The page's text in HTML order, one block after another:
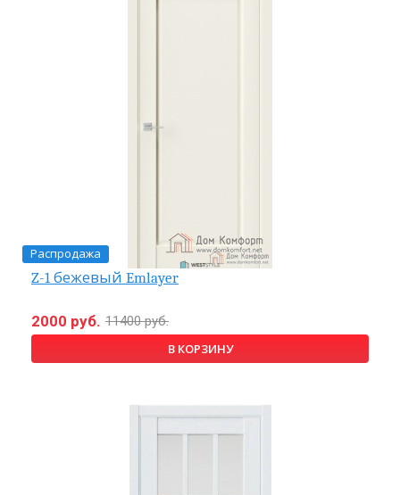
Распродажа
Z-1 бежевый Emlayer
2000 руб. 11400 руб.
В КОРЗИНУ